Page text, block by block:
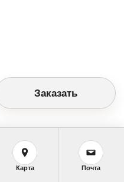
календарь
(4 Января по
>>
Заказать
Карта Почта